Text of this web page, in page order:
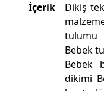
İçerik
Dikiş
tulumu
Bebek
Bebek
dikimi